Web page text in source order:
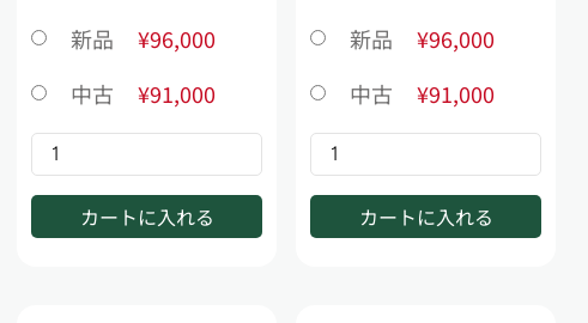
新品
¥96,000
中古
¥91,000
カートに入れる
新品
¥96,000
中古
¥91,000
カートに入れる